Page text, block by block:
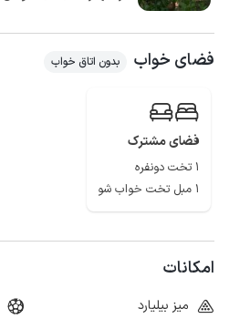
فضای خواب بدون اتاق خواب
فضای مشترک
1 تخت دونفره
1 مبل تخت خواب شو
امکانات
میز بیلیارد